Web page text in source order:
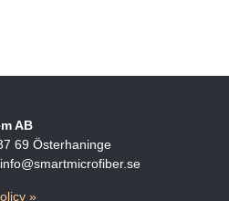
AB
69 Österhaninge
»